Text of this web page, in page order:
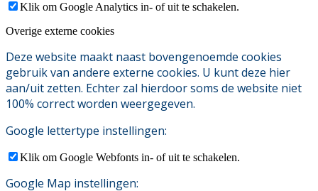
Klik om Google Analytics in- of uit te schakelen.
Overige externe cookies
Deze website maakt naast bovengenoemde cookies
gebruik van andere externe cookies. U kunt deze hier
aan/uit zetten. Echter zal hierdoor soms de website niet
100% correct worden weergegeven.
Google lettertype instellingen:
Klik om Google Webfonts in- of uit te schakelen.
Google Map instellingen: